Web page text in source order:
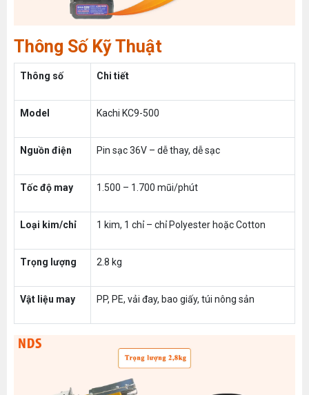
Thông Số Kỹ Thuật
Thông số Chi tiết
Model Kachi KC9-500
Nguồn điện Pin sạc 36V – dễ thay, dễ sạc
Tốc độ may 1.500 – 1.700 mũi/phút
Loại kim/chỉ 1 kim, 1 chỉ – chỉ Polyester hoặc Cotton
Trọng lượng 2.8 kg
Vật liệu may PP, PE, vải đay, bao giấy, túi nông sản